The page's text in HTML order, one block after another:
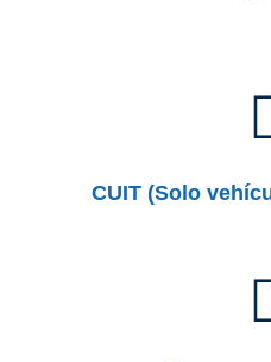
CUIT (Solo